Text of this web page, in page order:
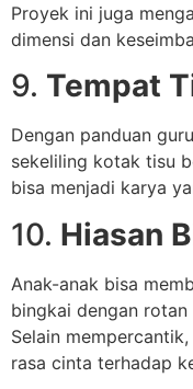
Proyek ini juga
dimensi dan
9. Tempat
Dengan panduan
sekeliling kotak tisu
bisa menjadi karya
10. Hiasan
Anak-anak bisa
bingkai dengan
Selain
rasa cinta terhadap